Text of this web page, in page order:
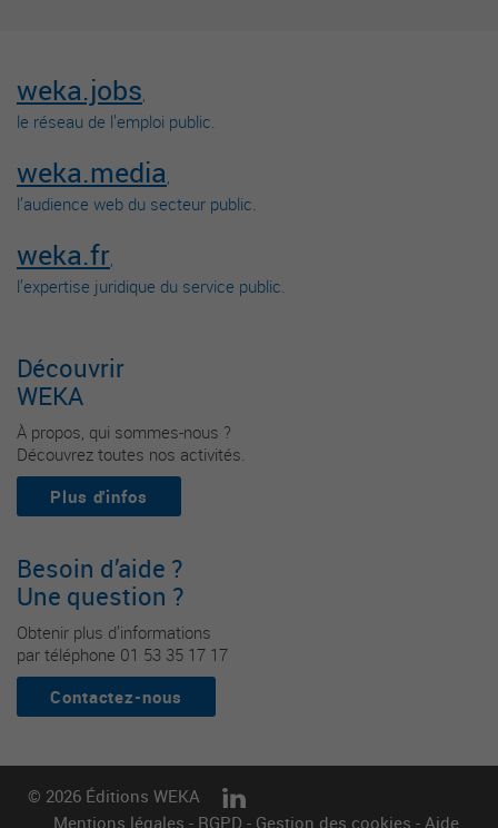
weka.jobs,
le réseau de l’emploi public.
weka.media,
l’audience web du secteur public.
weka.fr,
l’expertise juridique du service public.
Découvrir
WEKA
À propos, qui sommes-nous ?
Découvrez toutes nos activités.
Plus d'infos
Besoin d’aide ?
Une question ?
Obtenir plus d’informations
par téléphone 01 53 35 17 17
Contactez-nous
© 2026 Éditions WEKA
Mentions légales - RGPD - Gestion des cookies - Aide